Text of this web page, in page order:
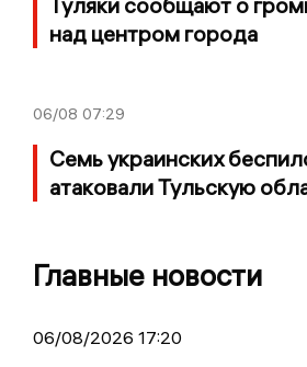
над центром города
06/08 07:29
Семь украинских
атаковали Тульскую
Главные новости
06/08/2026 17:20